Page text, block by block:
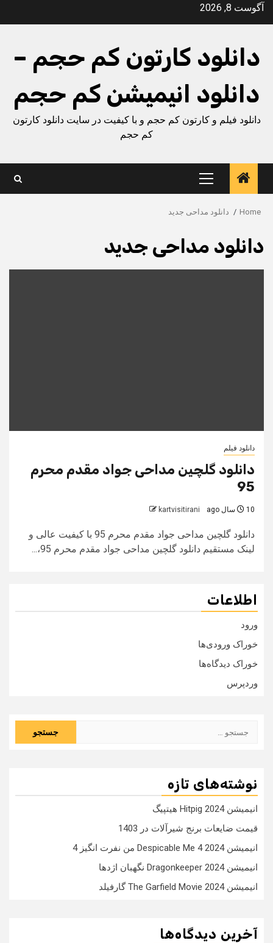
Skipآگوست 8, 2026
دانلود کارتون کم حجم –
دانلود انیمیشن کم حجم
دانلود فیلم و کارتون کم حجم و با کیفیت در سایت دانلود کارتون
کم حجم
Primary
Menu
Home دانلود مداحی جدید
دانلود مداحی جدید
دانلود فیلم
دانلود گلچین مداحی جواد مقدم محرم
95
10 سال ago kartvisitirani
دانلود گلچین مداحی جواد مقدم محرم 95 با کیفیت عالی و
لینک مستقیم دانلود گلچین مداحی جواد مقدم محرم 95،...
اطلاعات
ورود
خوراک ورودی‌ها
خوراک دیدگاه‌ها
وردپرس
نوشته‌های تازه
انیمیشن Hitpig 2024 هیتپیگ
قیمت ضایعات برنج شیرآلات در 1403
انیمیشن Despicable Me 4 2024 من نفرت انگیز 4
انیمیشن Dragonkeeper 2024 نگهبان اژدها
انیمیشن The Garfield Movie 2024 گارفیلد
آخرین دیدگاه‌ها